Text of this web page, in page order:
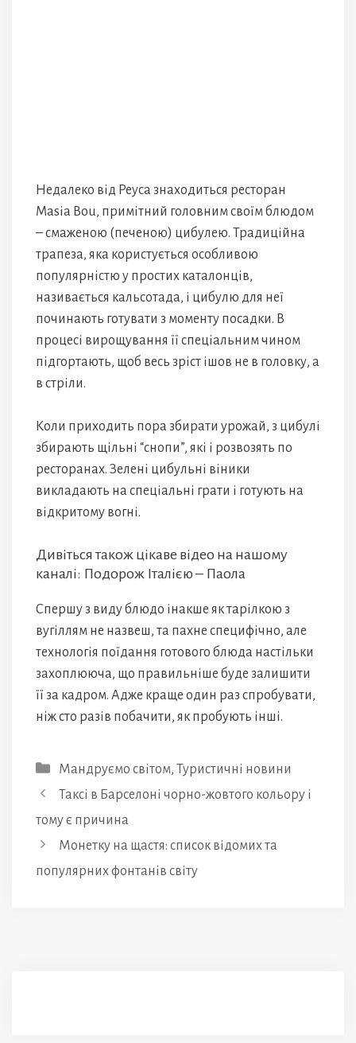
Недалеко від Реуса знаходиться ресторан
Masia Bou, примітний головним своїм блюдом
– смаженою (печеною) цибулею. Традиційна
трапеза, яка користується особливою
популярністю у простих каталонців,
називається кальсотада, і цибулю для неї
починають готувати з моменту посадки. В
процесі вирощування її спеціальним чином
підгортають, щоб весь зріст ішов не в головку, а
в стріли.
Коли приходить пора збирати урожай, з цибулі
збирають щільні “снопи”, які і розвозять по
ресторанах. Зелені цибульні віники
викладають на спеціальні грати і готують на
відкритому вогні.
Дивіться також цікаве відео на нашому
каналі: Подорож Італією – Паола
Спершу з виду блюдо інакше як тарілкою з
вугіллям не назвеш, та пахне специфічно, але
технологія поїдання готового блюда настільки
захоплююча, що правильніше буде залишити
її за кадром. Адже краще один раз спробувати,
ніж сто разів побачити, як пробують інші.
Категорії
Мандруємо світом, Туристичні новини
Таксі в Барселоні чорно-жовтого кольору і
тому є причина
Монетку на щастя: список відомих та
популярних фонтанів світу